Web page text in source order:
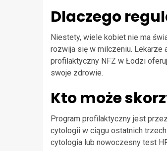
Dlaczego
Niestety, wiele kobiet nie ma
rozwija się w milczeniu. Lekarze
profilaktyczny NFZ w Łodzi
swoje zdrowie.
Kto może
Program profilaktyczny jest
cytologii w ciągu ostatnich
cytologia lub nowoczesny test